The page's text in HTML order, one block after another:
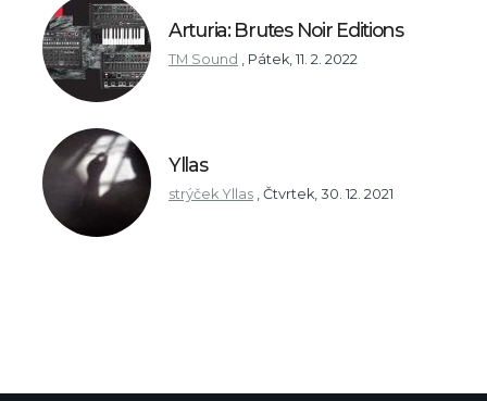
Arturia: Brutes Noir Editions
TM Sound , Pátek, 11. 2. 2022
Yllas
strýček Yllas , Čtvrtek, 30. 12. 2021